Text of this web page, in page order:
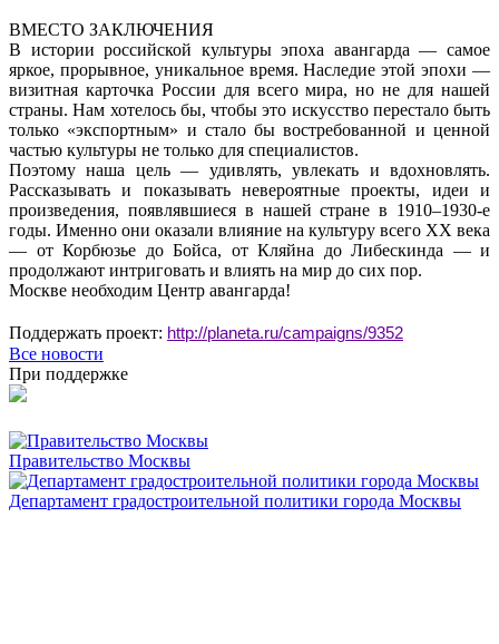
ВМЕСТО ЗАКЛЮЧЕНИЯ
В истории российской культуры эпоха авангарда — самое
яркое, прорывное, уникальное время. Наследие этой эпохи —
визитная карточка России для всего мира, но не для нашей
страны. Нам хотелось бы, чтобы это искусство перестало быть
только «экспортным» и стало бы востребованной и ценной
частью культуры не только для специалистов.
Поэтому наша цель — удивлять, увлекать и вдохновлять.
Рассказывать и показывать невероятные проекты, идеи и
произведения, появлявшиеся в нашей стране в 1910–1930-е
годы. Именно они оказали влияние на культуру всего ХХ века
— от Корбюзье до Бойса, от Кляйна до Либескинда — и
продолжают интриговать и влиять на мир до сих пор.
Москве необходим Центр авангарда!
Поддержать проект: http://planeta.ru/campaigns/9352
Все новости
При поддержке
Правительство Москвы
Департамент градостроительной политики города Москвы